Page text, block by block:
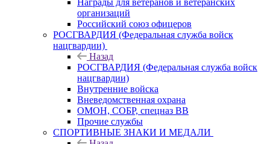
Награды для ветеранов и ветеранских
организаций
Российский союз офицеров
РОСГВАРДИЯ (Федеральная служба войск
нацгвардии)
Назад
РОСГВАРДИЯ (Федеральная служба войск
нацгвардии)
Внутренние войска
Вневедомственная охрана
ОМОН, СОБР, спецназ ВВ
Прочие службы
СПОРТИВНЫЕ ЗНАКИ И МЕДАЛИ